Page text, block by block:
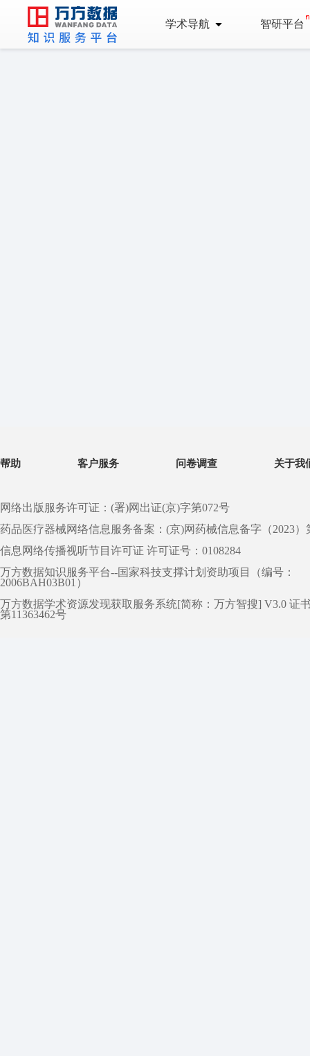
学术导航 智研平台
帮助 客户服务 问卷调查 关于我
网络出版服务许可证：(署)网出证(京)字第072号
药品医疗器械网络信息服务备案：(京)网药械信息备字（2023）
信息网络传播视听节目许可证 许可证号：0108284
万方数据知识服务平台--国家科技支撑计划资助项目（编号：
2006BAH03B01）
万方数据学术资源发现获取服务系统[简称：万方智搜] V3.0 证
第11363462号